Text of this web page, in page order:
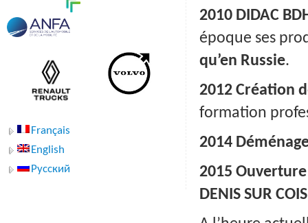
2010 DIDAC
époque ses
qu’en Russie.
2012 Création
formation
2014
2015
DENIS SUR
Français
English
Русский